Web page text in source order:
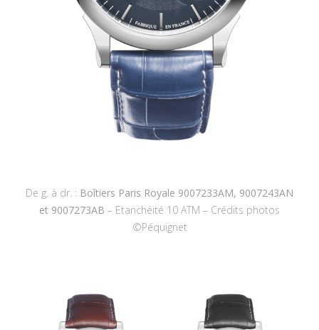
De g. à dr. : Boîtiers Paris Royale 9007233AM, 9007243AN
et 9007273AB – Etanchéité 10 ATM – Crédits photos
©Péquignet